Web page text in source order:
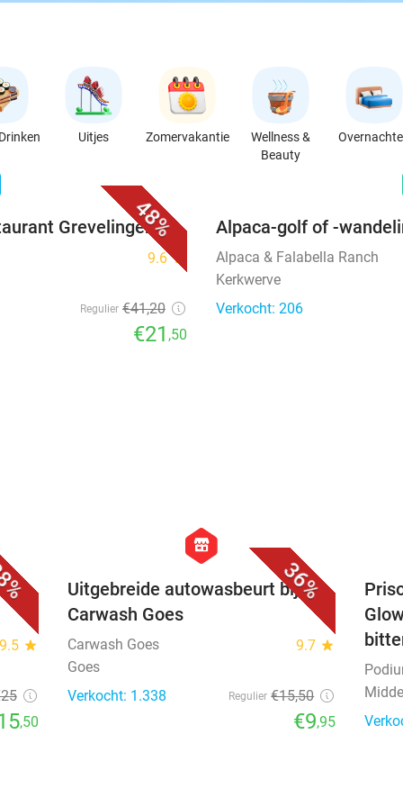
Uitjes Zomervakantie
Wellness &
Beauty
48%
Grevelingen
9.6star
Regulier €41,20
€21 ,50
Alpaca-golf of -
Alpaca & Falabella Ranch
Kerkwerve
Verkocht: 206
9.5 star
,50
36%
hexagon
store
Uitgebreide autowasbeurt bij
Carwash Goes
Carwash Goes 9.7 star
Goes
Verkocht: 1.338
Regulier €15,50
€9,95